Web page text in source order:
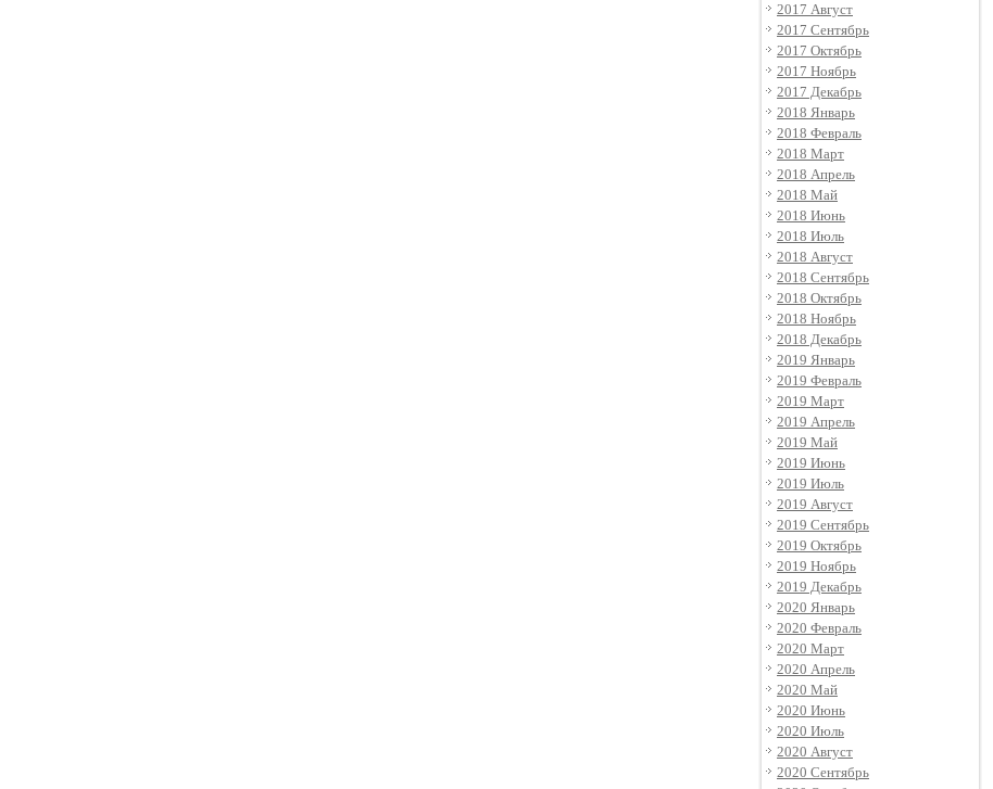
2017 Август
2017 Сентябрь
2017 Октябрь
2017 Ноябрь
2017 Декабрь
2018 Январь
2018 Февраль
2018 Март
2018 Апрель
2018 Май
2018 Июнь
2018 Июль
2018 Август
2018 Сентябрь
2018 Октябрь
2018 Ноябрь
2018 Декабрь
2019 Январь
2019 Февраль
2019 Март
2019 Апрель
2019 Май
2019 Июнь
2019 Июль
2019 Август
2019 Сентябрь
2019 Октябрь
2019 Ноябрь
2019 Декабрь
2020 Январь
2020 Февраль
2020 Март
2020 Апрель
2020 Май
2020 Июнь
2020 Июль
2020 Август
2020 Сентябрь